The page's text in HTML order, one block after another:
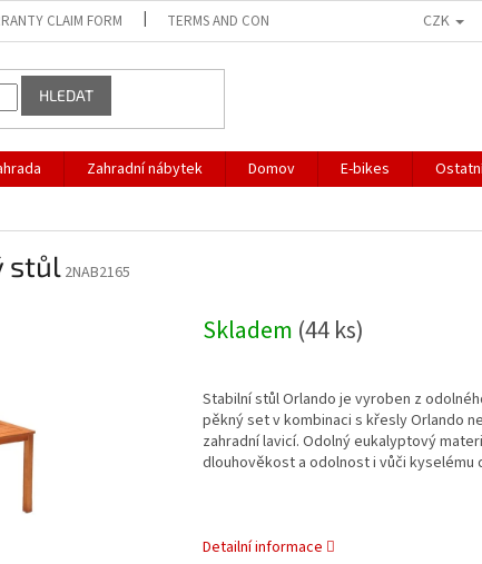
CLAIM FORM TERMS AND CONDITIONS TERMS OFCZK
HLEDAT
Zahradní nábytek Domov E-bikes
stůl2NAB2165
Skladem (44 ks)
Stabilní stůl Orlando je vyroben z
pěkný set v kombinaci s křesly Orlando
zahradní lavicí. Odolný eukalyptový
dlouhověkost a odolnost i vůči kyselému
Detailní informace